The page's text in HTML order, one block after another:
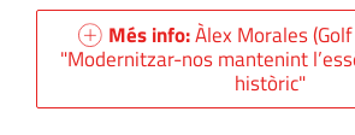
Més info:Àlex Morales
"Modernitzar-nos mantenint
històric"